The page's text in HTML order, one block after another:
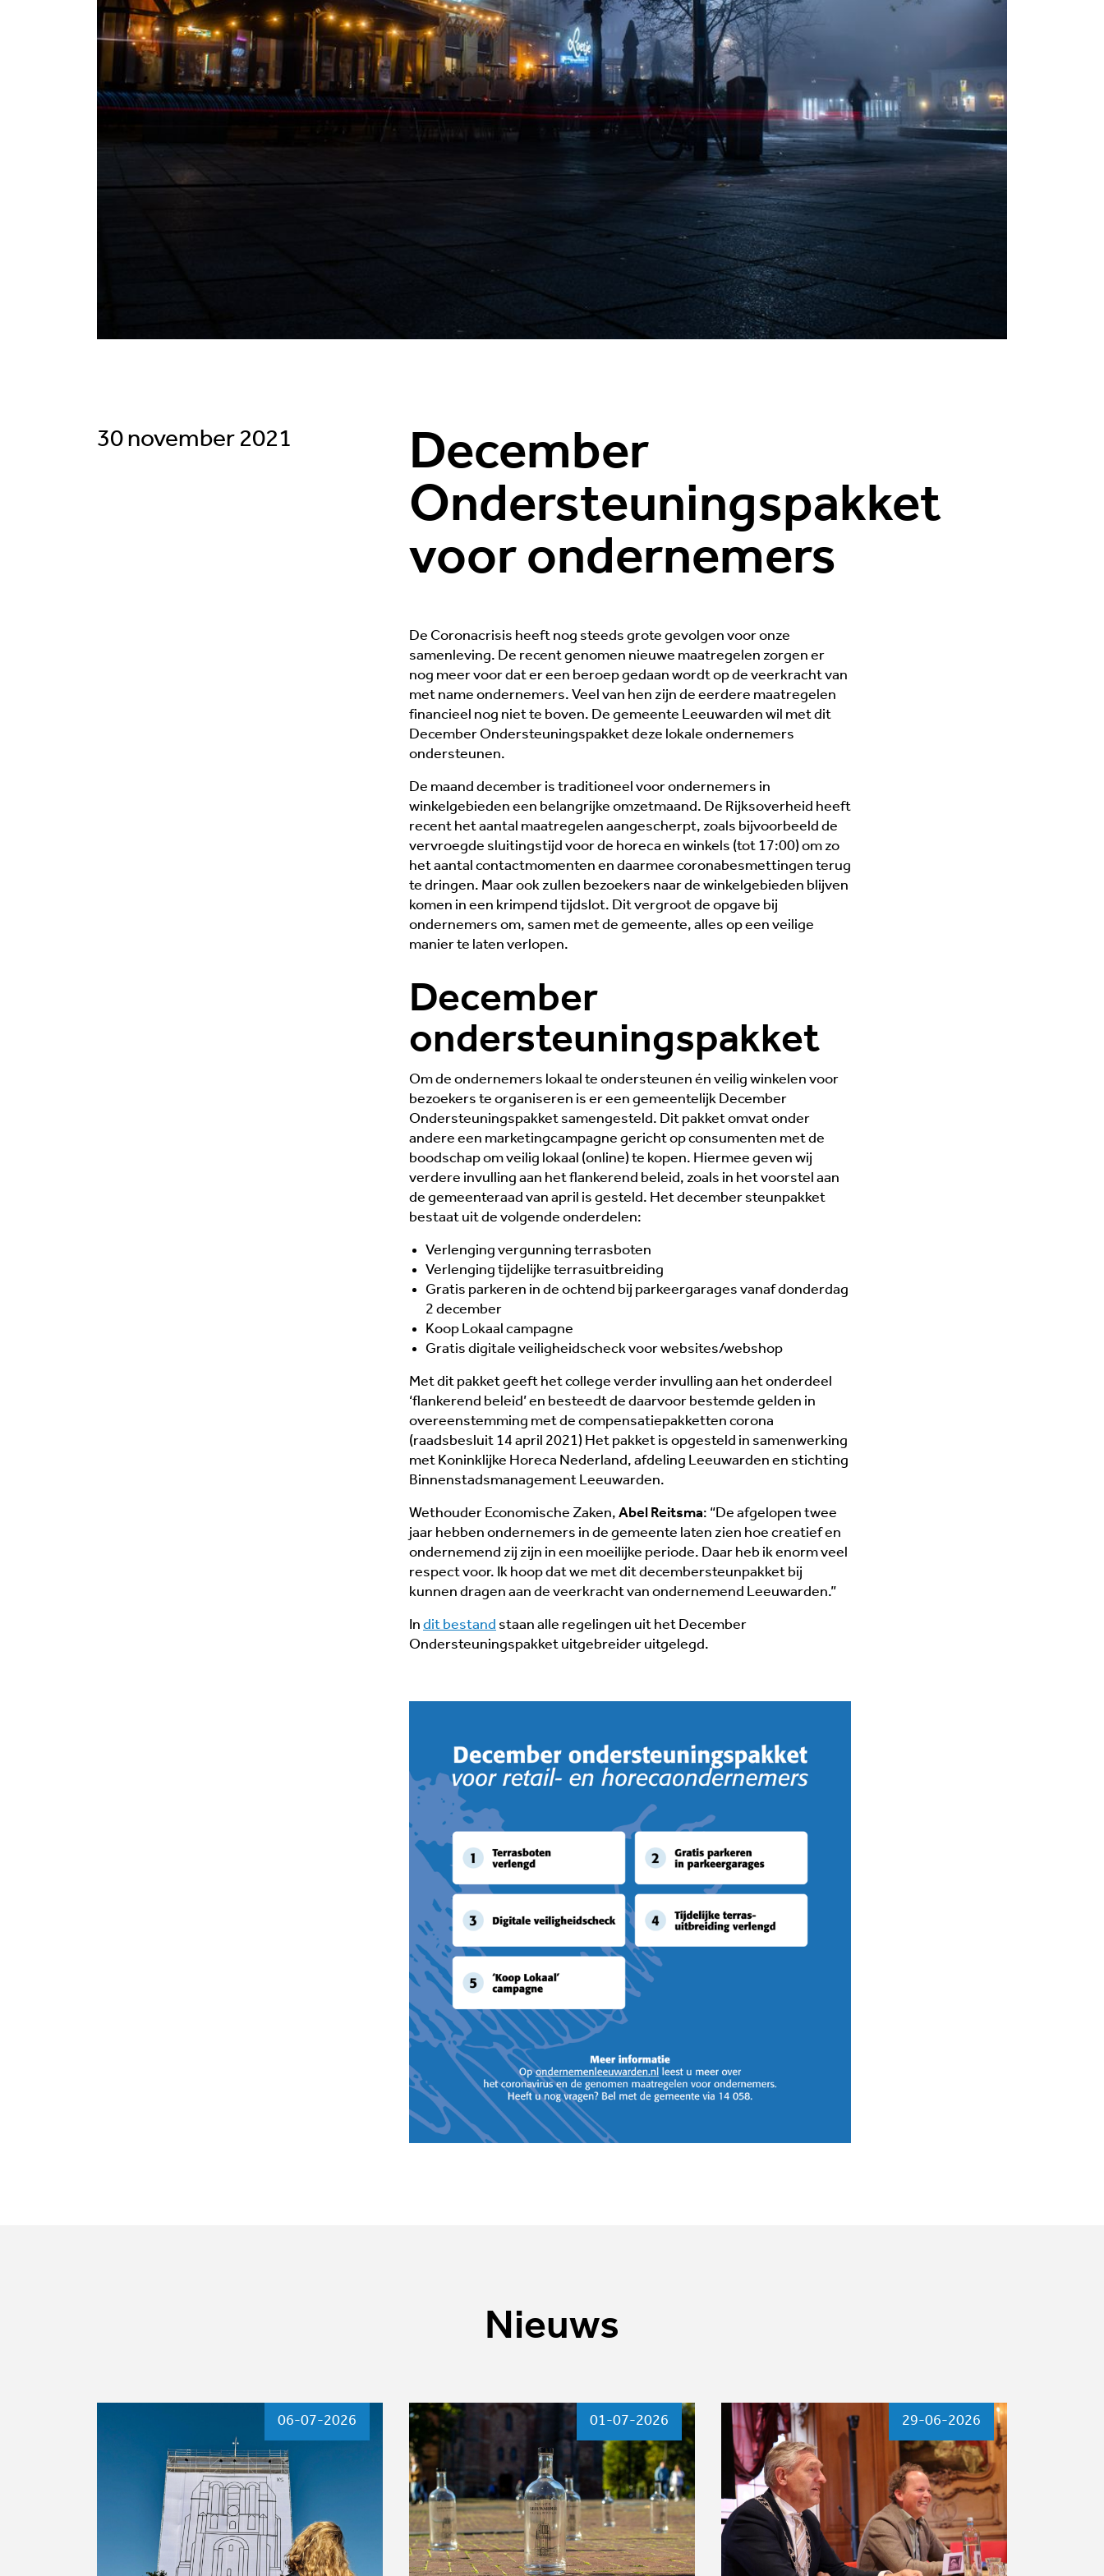
30 november 2021
December
Ondersteuningspakket
voor ondernemers
De Coronacrisis heeft nog steeds grote gevolgen voor onze
samenleving. De recent genomen nieuwe maatregelen zorgen er
nog meer voor dat er een beroep gedaan wordt op de veerkracht van
met name ondernemers. Veel van hen zijn de eerdere maatregelen
financieel nog niet te boven. De gemeente Leeuwarden wil met dit
December Ondersteuningspakket deze lokale ondernemers
ondersteunen.
De maand december is traditioneel voor ondernemers in
winkelgebieden een belangrijke omzetmaand. De Rijksoverheid heeft
recent het aantal maatregelen aangescherpt, zoals bijvoorbeeld de
vervroegde sluitingstijd voor de horeca en winkels (tot 17:00) om zo
het aantal contactmomenten en daarmee coronabesmettingen terug
te dringen. Maar ook zullen bezoekers naar de winkelgebieden blijven
komen in een krimpend tijdslot. Dit vergroot de opgave bij
ondernemers om, samen met de gemeente, alles op een veilige
manier te laten verlopen.
December
ondersteuningspakket
Om de ondernemers lokaal te ondersteunen én veilig winkelen voor
bezoekers te organiseren is er een gemeentelijk December
Ondersteuningspakket samengesteld. Dit pakket omvat onder
andere een marketingcampagne gericht op consumenten met de
boodschap om veilig lokaal (online) te kopen. Hiermee geven wij
verdere invulling aan het flankerend beleid, zoals in het voorstel aan
de gemeenteraad van april is gesteld. Het december steunpakket
bestaat uit de volgende onderdelen:
Verlenging vergunning terrasboten
Verlenging tijdelijke terrasuitbreiding
Gratis parkeren in de ochtend bij parkeergarages vanaf donderdag
2 december
Koop Lokaal campagne
Gratis digitale veiligheidscheck voor websites/webshop
Met dit pakket geeft het college verder invulling aan het onderdeel
‘flankerend beleid’ en besteedt de daarvoor bestemde gelden in
overeenstemming met de compensatiepakketten corona
(raadsbesluit 14 april 2021) Het pakket is opgesteld in samenwerking
met Koninklijke Horeca Nederland, afdeling Leeuwarden en stichting
Binnenstadsmanagement Leeuwarden.
Wethouder Economische Zaken, Abel Reitsma: “De afgelopen twee
jaar hebben ondernemers in de gemeente laten zien hoe creatief en
ondernemend zij zijn in een moeilijke periode. Daar heb ik enorm veel
respect voor. Ik hoop dat we met dit decembersteunpakket bij
kunnen dragen aan de veerkracht van ondernemend Leeuwarden.”
In dit bestand staan alle regelingen uit het December
Ondersteuningspakket uitgebreider uitgelegd.
Nieuws
06-07-2026 01-07-2026 29-06-2026